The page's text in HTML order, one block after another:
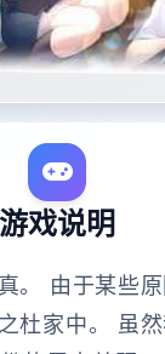
游戏说明
。 由于某些
杜家中。 虽